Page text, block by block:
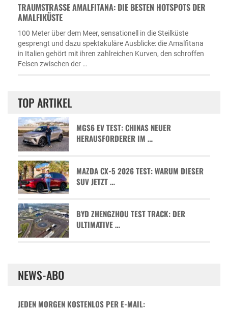
TRAUMSTRASSE AMALFITANA: DIE BESTEN HOTSPOTS DER A
MALFIKÜSTE
100 Meter über dem Meer, sensationell in die Steilküste
gesprengt und dazu spektakuläre Ausblicke: die Amalfitana
in Italien gehört mit ihren zahlreichen Kurven, den schroffen
Felsen zwischen der …
TOP ARTIKEL
MGS6 EV TEST: CHINAS NEUER
HERAUSFORDERER IM …
MAZDA CX-5 2026 TEST: WARUM DIESER
SUV JETZT …
BYD ZHENGZHOU TEST TRACK: DER
ULTIMATIVE …
NEWS-ABO
JEDEN MORGEN KOSTENLOS PER E-MAIL: